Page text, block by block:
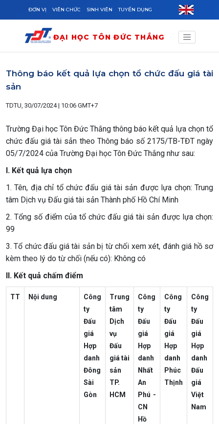
Skip to main content
ĐƠN VỊ VIÊN CHỨC SINH VIÊN TUYỂN DỤNG
ĐẠI HỌC TÔN ĐỨC THẮNG
Thông báo kết quả lựa chọn tổ chức đấu giá tài
sản
TDTU, 30/07/2024 | 10:06 GMT+7
Trường Đại học Tôn Đức Thắng thông báo kết quả lựa chọn tổ
chức đấu giá tài sản theo Thông báo số 2175/TB-TĐT ngày
05/7/2024 của Trường Đại học Tôn Đức Thắng như sau:
I. Kết quả lựa chọn
1. Tên, địa chỉ tổ chức đấu giá tài sản được lựa chọn: Trung
tâm Dịch vụ Đấu giá tài sản Thành phố Hồ Chí Minh
2. Tổng số điểm của tổ chức đấu giá tài sản được lựa chọn:
99
3. Tổ chức đấu giá tài sản bị từ chối xem xét, đánh giá hồ sơ
kèm theo lý do từ chối (nếu có): Không có
II. Kết quả chấm điểm
TT Nội dung
Công
ty
Đấu
giá
Hợp
danh
Đông
Sài
Gòn
Trung
tâm
Dịch
vụ
Đấu
giá tài
sản
TP.
HCM
Công
ty
Đấu
giá
Hợp
danh
Nhất
An
Phú -
CN
Hồ
Công
ty
Đấu
giá
Hợp
danh
Phúc
Thịnh
Công
ty
Đấu
giá
Hợp
danh
Đấu
giá
Việt
Nam